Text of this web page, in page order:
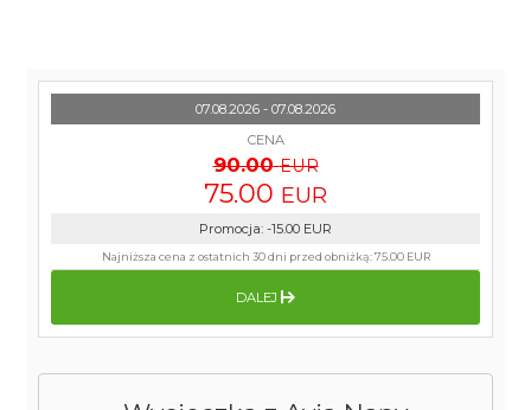
07.08.2026 - 07.08.2026
CENA
90.00 EUR
75.00 EUR
Promocja: -15.00 EUR
Najniższa cena z ostatnich 30 dni przed obniżką:75.00 EUR
DALEJ